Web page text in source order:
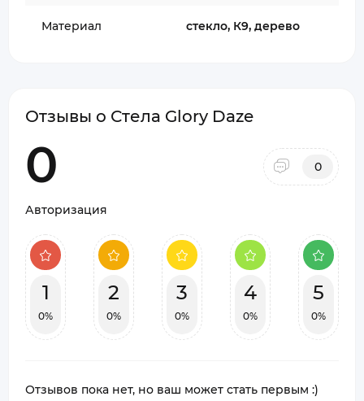
Материал стекло, К9, дерево
Отзывы о Стела Glory Daze
0 0
Авторизация
1
0%
2
0%
3
0%
4
0%
5
0%
Отзывов пока нет, но ваш может стать первым :)